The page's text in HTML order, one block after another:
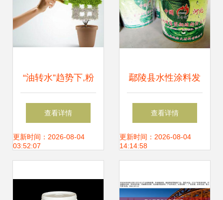
“油转水”趋势下,粉
体材料需尽快适应
水性涂料需求
查看详情
更新时间：2026-08-04
03:52:07
鄢陵县水性涂料发
展迈入新阶段
查看详情
更新时间：2026-08-04
14:14:58